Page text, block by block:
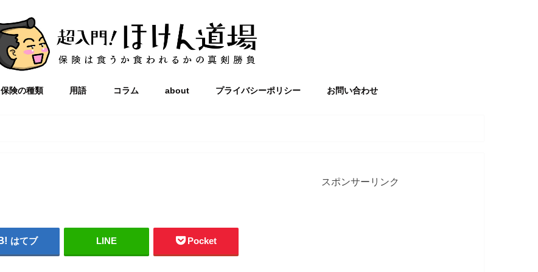
保険の種類 用語 コラム about プライバシーポリシー お問い合わせ
はてブ LINE Pocket
スポンサーリンク